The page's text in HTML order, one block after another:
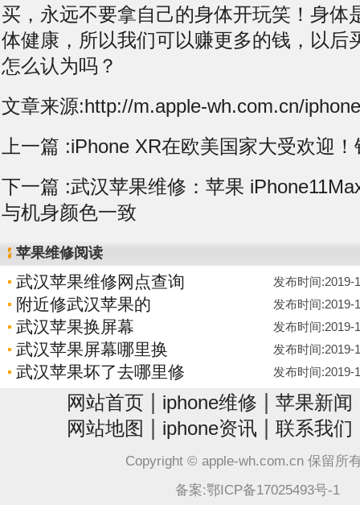
买，永远不要拿自己的身体开玩笑！身体
体健康，所以我们可以赚更多的钱，以后
怎么认为吗？
文章来源:http://m.apple-wh.com.cn/
上一篇 :iPhone XR在欧美国家大受欢迎
下一篇 :武汉苹果维修：苹果
与机身颜色一致
苹果维修阅读
武汉苹果维修网点查询 发布时间:2019-
附近修武汉苹果的 发布时间:2019-
武汉苹果换屏幕 发布时间:2019-
武汉苹果屏幕哪里换 发布时间:2019-
武汉苹果坏了去哪里修 发布时间:2019-
网站首页 iphone维修 苹果新闻
网站地图 iphone资讯 联系我们
Copyright © apple-wh.com.cn 保留所
备案:鄂ICP备17025493号-1